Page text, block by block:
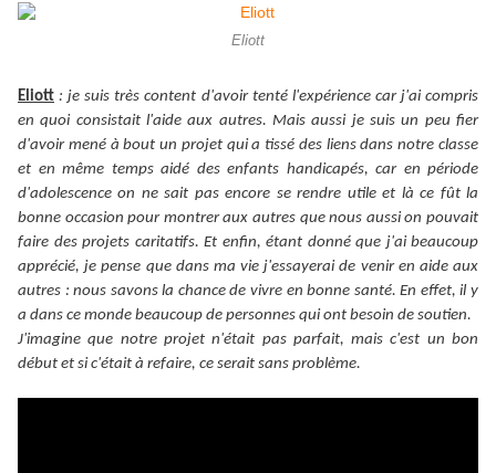
Eliott
Eliott :je suis très content d'avoir tenté l'expérience car j'ai compris
en quoi consistait l'aide aux autres. Mais aussi je suis un peu fier
d'avoir mené à bout un projet qui a tissé des liens dans notre classe
et en même temps aidé des enfants handicapés, car en période
d'adolescence on ne sait pas encore se rendre utile et là ce fût la
bonne occasion pour montrer aux autres que nous aussi on pouvait
faire des projets caritatifs. Et enfin, étant donné que j'ai beaucoup
apprécié, je pense que dans ma vie j'essayerai de venir en aide aux
autres : nous savons la chance de vivre en bonne santé. En effet, il y
a dans ce monde beaucoup de personnes qui ont besoin de soutien.
J'imagine que notre projet n'était pas parfait, mais c'est un bon
début et si c'était à refaire, ce serait sans problème.